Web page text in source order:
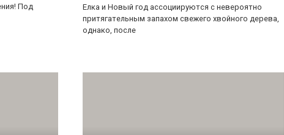
Под
Елка и Новый год ассоциируются с невероятно
притягательным запахом свежего хвойного дерева,
однако, после